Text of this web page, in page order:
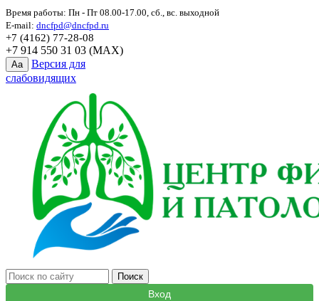
Время работы: Пн - Пт 08.00-17.00, сб., вс. выходной
E-mail: dncfpd@dncfpd.ru
+7 (4162) 77-28-08
+7 914 550 31 03 (MAX)
Aa
Версия для
слабовидящих
Вход